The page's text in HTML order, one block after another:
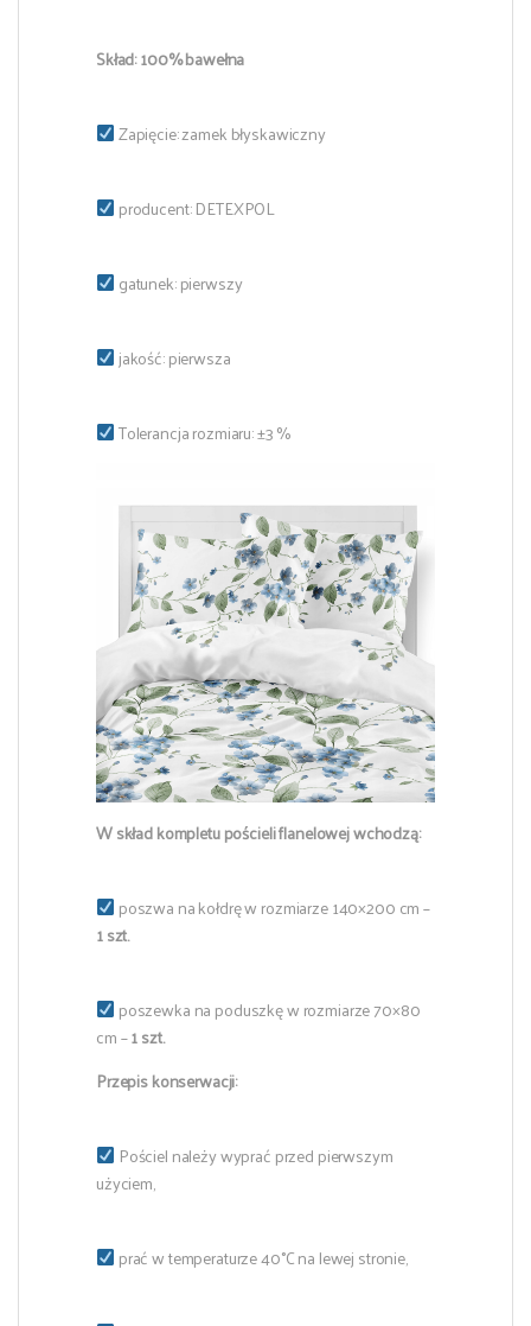
Skład: 100% bawełna
Zapięcie: zamek błyskawiczny
producent: DETEXPOL
gatunek: pierwszy
jakość: pierwsza
Tolerancja rozmiaru: ±3 %
W skład kompletu pościeli flanelowej wchodzą:
poszwa na kołdrę w rozmiarze 140×200 cm –
1 szt.
poszewka na poduszkę w rozmiarze 70×80
cm –1 szt.
Przepis konserwacji:
Pościel należy wyprać przed pierwszym
użyciem,
prać w temperaturze 40°C na lewej stronie,